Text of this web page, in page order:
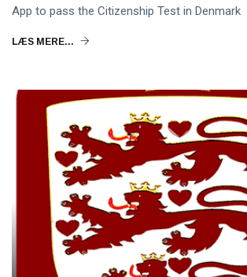
App to pass the Citizenship Test in Denmark
LÆS MERE...